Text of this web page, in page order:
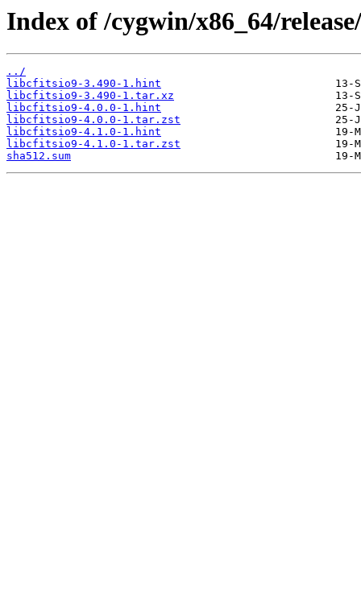
Index of /cygwin/x86_64/
../
libcfitsio9-3.490-1.hint
libcfitsio9-3.490-1.tar.xz
libcfitsio9-4.0.0-1.hint
libcfitsio9-4.0.0-1.tar.zst
libcfitsio9-4.1.0-1.hint
libcfitsio9-4.1.0-1.tar.zst
sha512.sum